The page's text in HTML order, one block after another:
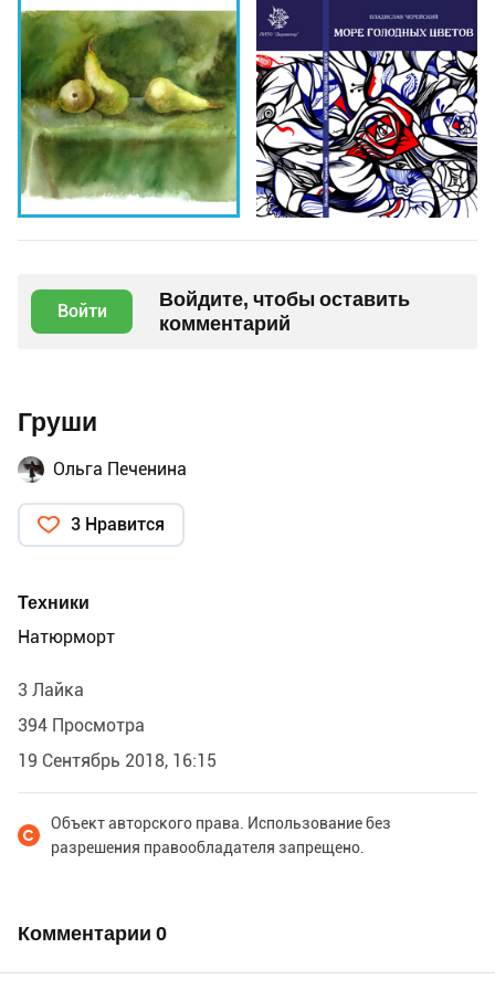
Войти
Войдите, чтобы оставить
комментарий
Груши
Ольга Печенина
3 Нравится
Техники
Натюрморт
3 Лайка
394 Просмотра
19 Сентябрь 2018, 16:15
Объект авторского права. Использование без
разрешения правообладателя запрещено.
Комментарии 0